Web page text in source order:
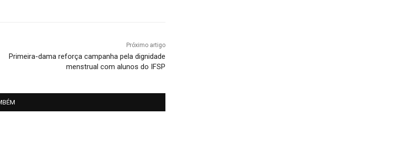
Próximo artigo
Primeira-dama reforça campanha pela dignidade
menstrual com alunos do IFSP